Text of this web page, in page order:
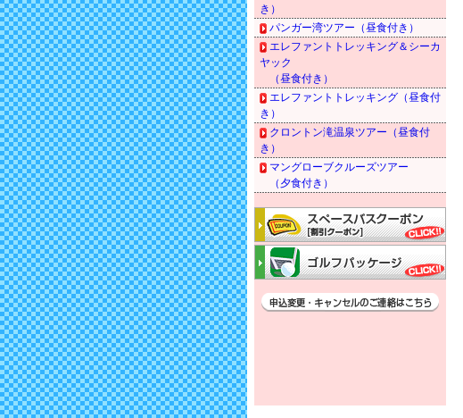
き）
パンガー湾ツアー（昼食付き）
エレファントトレッキング＆シーカ
ヤック
（昼食付き）
エレファントトレッキング（昼食付
き）
クロントン滝温泉ツアー（昼食付
き）
マングローブクルーズツアー
（夕食付き）